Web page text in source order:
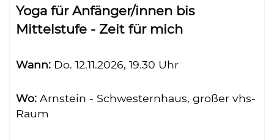
Yoga für Anfänger/innen bis
Mittelstufe - Zeit für mich
Wann: Do. 12.11.2026, 19.30 Uhr
Wo: Arnstein - Schwesternhaus, großer vhs-
Raum